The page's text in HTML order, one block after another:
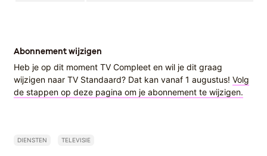
Abonnement wijzigen
Heb je op dit moment TV Compleet en wil je dit graag
wijzigen naar TV Standaard? Dat kan vanaf 1 augustus! Volg
de stappen op deze pagina om je abonnement te wijzigen.
DIENSTEN TELEVISIE